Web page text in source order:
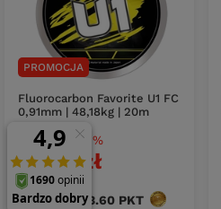
PROMOCJA
Fluorocarbon Favorite U1 FC
0,91mm | 48,18kg | 20m
39,20 zł
(1,96 zł / m
Kup za: 1293.60 PKT punktów
49,00 zł -20%